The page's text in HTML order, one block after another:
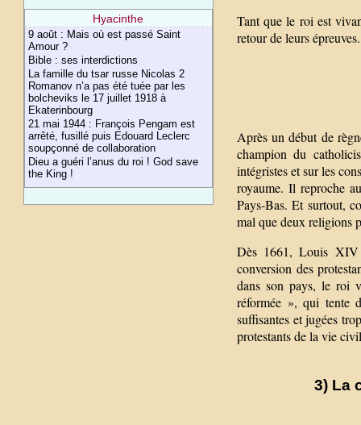
Hyacinthe
9 août : Mais où est passé Saint
Amour ?
Bible : ses interdictions
La famille du tsar russe Nicolas 2
Romanov n’a pas été tuée par les
bolcheviks le 17 juillet 1918 à
Ekaterinbourg
21 mai 1944 : François Pengam est
arrêté, fusillé puis Edouard Leclerc
soupçonné de collaboration
Dieu a guéri l’anus du roi ! God save
the King !
Tant que le roi est
retour de leurs épreuves.
Après un début de
champion du
intégristes et sur les
royaume. Il reproche
Pays-Bas. Et surtout,
mal que deux religions
Dès 1661, Louis XIV
conversion des
dans son pays, le roi
réformée », qui tente
suffisantes et jugées
protestants de la vie
3) La